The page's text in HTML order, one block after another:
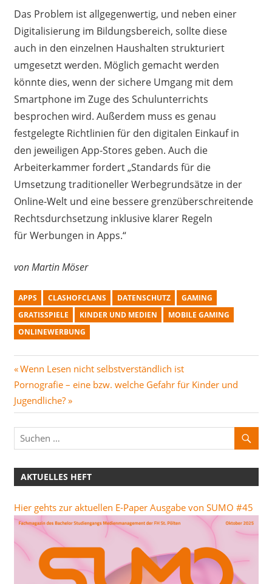
Das Problem ist allgegenwertig, und neben einer
Digitalisierung im Bildungsbereich, sollte diese
auch in den einzelnen Haushalten strukturiert
umgesetzt werden. Möglich gemacht werden
könntedies, wenn der sichere Umgang mit dem
Smartphone im Zuge des Schulunterrichts
besprochen wird. Außerdem muss es genau
festgelegte Richtlinien für den digitalen Einkauf in
den jeweiligen App-Stores geben. Auch die
Arbeiterkammer fordert „Standards für die
Umsetzung traditioneller Werbegrundsätze in der
Online-Welt und eine bessere grenzüberschreitende
Rechtsdurchsetzung inklusive klarer Regeln
fürWerbungen in Apps.“
vonMartin Möser
APPS CLASHOFCLANS DATENSCHUTZ
GAMING
GRATISSPIELE
KINDER UND MEDIEN
MOBILE GAMING
ONLINEWERBUNG
Beitragsnavigation
Vorheriger
Beitrag:
Wenn Lesen nicht selbstverständlich ist
Nächster
Beitrag:
Pornografie – eine bzw. welche Gefahr für Kinder und
Jugendliche?
AKTUELLES HEFT
Hier gehts zur aktuellen E-Paper Ausgabe von SUMO #45